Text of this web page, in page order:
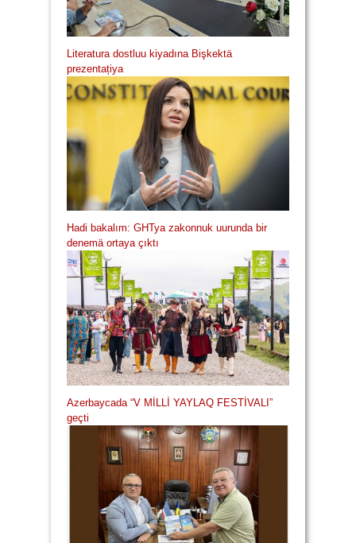
Literatura dostluu kiyadına Bişkektä
prezentațiya
Hadi bakalım: GHTya zakonnuk uurunda bir
denemä ortaya çıktı
Azerbaycada “V MİLLİ YAYLAQ FESTİVALI”
geçti